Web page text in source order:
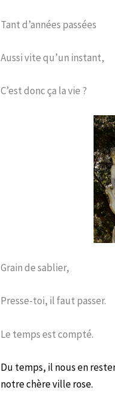
Tant d’années passées
Aussi vite qu’un instant,
C’est donc ça la vie ?
Grain de sablier,
Presse-toi, il faut passer.
Le temps est compté.
Du temps, il nous en
notre chère ville rose.